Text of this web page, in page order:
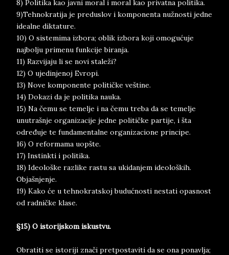
8) Politika kao javni moral i moral kao privatna politika.
9)Tehnokratija je preduslov i komponenta nužnosti jedne
idealne diktature.
10) O sistemima izbora; oblik izbora koji omogućuje
najbolju primenu funkcije biranja.
11) Razvijaju li se novi staleži?
12) O ujedinjenoj Evropi.
13) Nove komponente političke veštine.
14) Dokazi da je politika nauka.
15) Na čemu se temelje i na čemu treba da se temelje
unutrašnje organizacije jedne političke partije, i šta
određuje te fundamentalne organizacione principe.
16) O reformama uopšte.
17) Instinkti i politika.
18) Ideološke razlike rastu sa ukidanjem ideoloških.
Objašnjenje.
19) Kako će u tehnokratskoj budućnosti nestati opasnost
od radničke klase.
§15) O istorijskom iskustvu.
Obratiti se istoriji znači pretpostaviti da se ona ponavlja;